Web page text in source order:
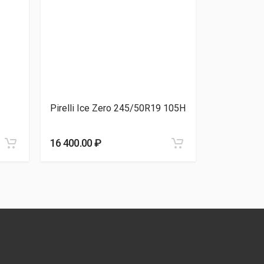
Pirelli Ice Zero 245/50R19 105H
16 400.00 ₽